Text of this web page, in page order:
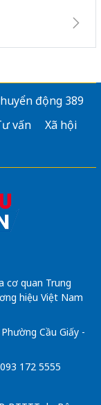
động 389
vấn
Xã hội
cơ quan Trung
hiệu Việt Nam
Cầu Giấy -
172 5555